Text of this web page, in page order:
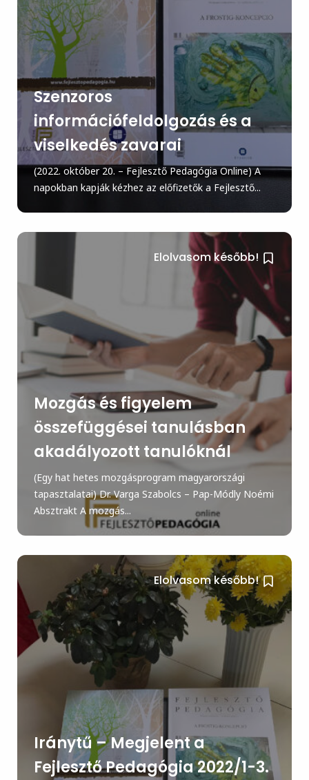
Szenzoros
információfeldolgozás és a
viselkedés zavarai
(2022. október 20. – Fejlesztő Pedagógia Online) A
napokban kapják kézhez az előfizetők a Fejlesztő...
Elolvasom később!
Mozgás és figyelem
összefüggései tanulásban
akadályozott tanulóknál
(Egy hat hetes mozgásprogram magyarországi
tapasztalatai) Dr. Varga Szabolcs – Pap-Módly Noémi
Absztrakt A mozgás...
Elolvasom később!
Iránytű – Megjelent a
Fejlesztő Pedagógia 2022/1-3.